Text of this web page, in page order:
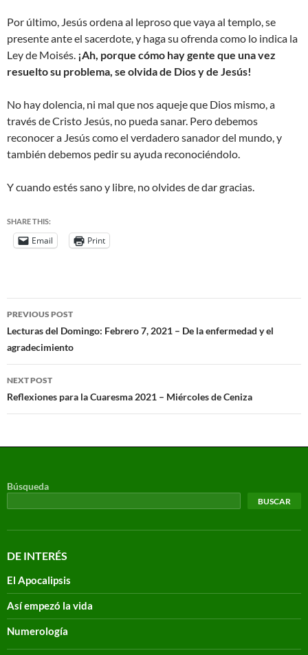
Por último, Jesús ordena al leproso que vaya al templo, se
presente ante el sacerdote, y haga su ofrenda como lo indica la
Ley de Moisés. ¡Ah, porque cómo hay gente que una vez
resuelto su problema, se olvida de Dios y de Jesús!
No hay dolencia, ni mal que nos aqueje que Dios mismo, a
través de Cristo Jesús, no pueda sanar. Pero debemos
reconocer a Jesús como el verdadero sanador del mundo, y
también debemos pedir su ayuda reconociéndolo.
Y cuando estés sano y libre, no olvides de dar gracias.
SHARE THIS:
Email Print
PREVIOUS POST
Lecturas del Domingo: Febrero 7, 2021 – De la enfermedad y el
agradecimiento
NEXT POST
Reflexiones para la Cuaresma 2021 – Miércoles de Ceniza
Búsqueda
BUSCAR
DE INTERÉS
El Apocalipsis
Así empezó la vida
Numerología